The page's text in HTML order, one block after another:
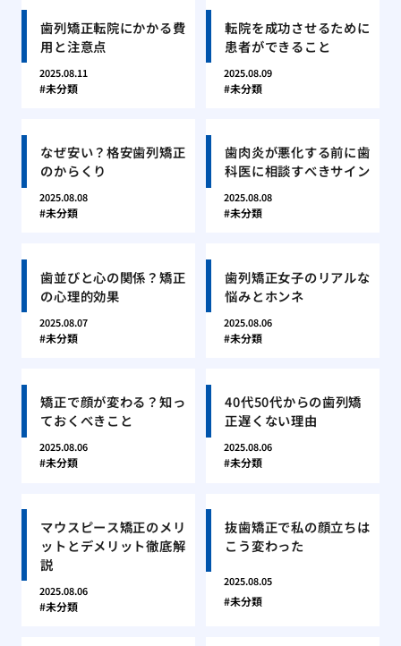
歯列矯正転院にかかる費
用と注意点
2025.08.11
未分類
転院を成功させるために
患者ができること
2025.08.09
未分類
なぜ安い？格安歯列矯正
のからくり
2025.08.08
未分類
歯肉炎が悪化する前に歯
科医に相談すべきサイン
2025.08.08
未分類
歯並びと心の関係？矯正
の心理的効果
2025.08.07
未分類
歯列矯正女子のリアルな
悩みとホンネ
2025.08.06
未分類
矯正で顔が変わる？知っ
ておくべきこと
2025.08.06
未分類
40代50代からの歯列矯
正遅くない理由
2025.08.06
未分類
マウスピース矯正のメリ
ットとデメリット徹底解
説
2025.08.06
未分類
抜歯矯正で私の顔立ちは
こう変わった
2025.08.05
未分類